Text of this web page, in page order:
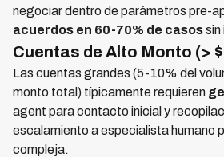
negociar dentro de parámetros pre-
acuerdos en 60-70% de casossin
Cuentas de Alto Monto (>
Las cuentas grandes (5-10% del
monto total) típicamente requieren
agent para contacto inicial y
escalamiento a especialista humano
compleja.